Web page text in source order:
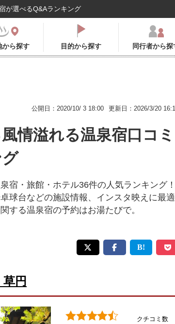
が選べるQ&Aランキング
から探す 目的から探す 同行者から探
公開日：2020/10/ 3 18:00 更新日：2026/3/20
情溢れる温泉宿口コミ
宿・旅館・ホテル36件の人気ランキング
球台などの施設情報、インスタ映えに最適
する温泉宿の予約はお湯たびで。
円
クチコミ数